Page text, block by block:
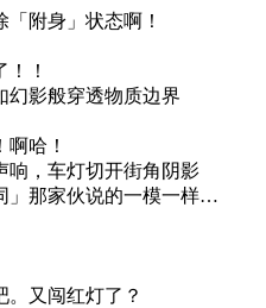
附身」状态啊！
！
幻影般穿透物质边界
哈！
响，车灯切开街角阴影
」那家伙说的一模一样…
。又闯红灯了？